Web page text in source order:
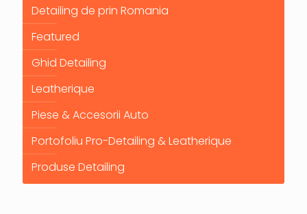
Detailing de prin Romania
Featured
Ghid Detailing
Leatherique
Piese & Accesorii Auto
Portofoliu Pro-Detailing & Leatherique
Produse Detailing